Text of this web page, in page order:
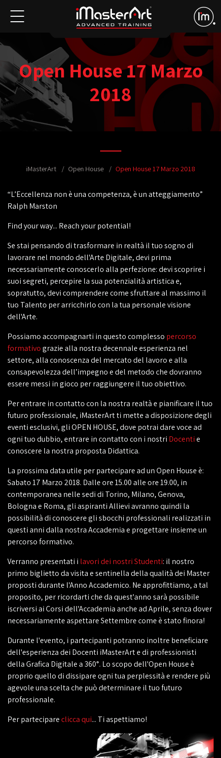
Open House 17 Marzo
2018
iMasterArt Open House Open House 17 Marzo 2018
“L’Eccellenza non è una competenza, è un atteggiamento”
Ralph Marston
Find your way... Reach your potential!
Se stai pensando di trasformare in realtà il tuo sogno di
lavorare nel mondo dell'Arte Digitale, devi prima
necessariamente conoscerlo alla perfezione: devi scoprire i
suoi segreti, percepire la sua potenzialità artistica e,
sopratutto, devi comprendere come sfruttare al massimo il
tuo Talento per arricchirlo con la tua personale visione
dell'Arte.
Possiamo accompagnarti in questo complesso percorso
formativograzie alla nostra decennale esperienza nel
settore, alla conoscenza del mercato del lavoro e alla
consapevolezza dell’impegno e del metodo che dovranno
essere messi in gioco per raggiungere il tuo obiettivo.
Per entrare in contatto con la nostra realtà e pianificare il tuo
futuro professionale, iMasterArt ti mette a disposizione degli
eventi esclusivi, gli OPEN HOUSE, dove potrai dare voce ad
ogni tuo dubbio, entrare in contatto con i nostri Docentie
conoscere la nostra proposta Didattica.
La prossima data utile per partecipare ad un Open House è:
Sabato 17 Marzo 2018. Dalle ore 15.00 alle ore 19.00, in
contemporanea nelle sedi di Torino, Milano, Genova,
Bologna e Roma, gli aspiranti Allievi avranno quindi la
possibilità di conoscere gli sbocchi professionali realizzati in
questi anni dalla nostra Accademia e progettare insieme un
percorso formativo.
Verranno presentati i lavori dei nostri Studenti: il nostro
primo biglietto da visita e sentinella della qualità dei Master
proposti durante l'Anno Accademico. Ne approfittiamo, a tal
proposito, per ricordarti che da quest'anno sarà possibile
iscriversi ai Corsi dell'Accademia anche ad Aprile, senza dover
necessariamente aspettare Settembre come è stato finora!
Durante l'evento, i partecipanti potranno inoltre beneficiare
dell'esperienza dei Docenti iMasterArt e di professionisti
della Grafica Digitale a 360°. Lo scopo dell'Open House è
proprio quello di dissipare ogni tua perplessità e rendere più
agevole una scelta che può determinare il tuo futuro
professionale.
Per partecipareclicca qui... Ti aspettiamo!